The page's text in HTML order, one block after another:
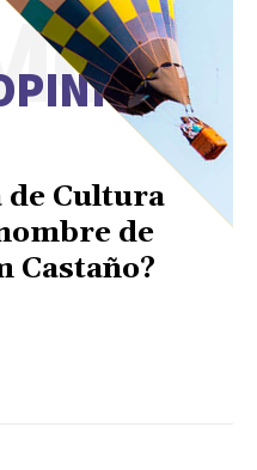
de Cultura
de
Castaño?